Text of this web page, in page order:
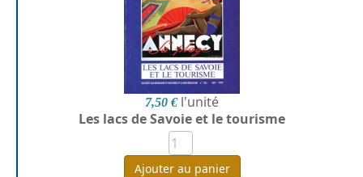
7,50 € l'unité
Les lacs de Savoie et le tourisme
Ajouter au panier